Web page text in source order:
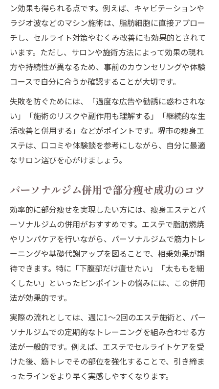
ン効果も得られる点です。例えば、キャビテーションや
ラジオ波などのマシン施術は、脂肪細胞に直接アプロー
チし、セルライト対策やむくみ改善にも効果的とされて
います。ただし、サロンや施術方法によって効果の現れ
方や持続性が異なるため、事前のカウンセリングや体験
コースで自分に合うか確認することが大切です。
失敗を防ぐためには、「過度な広告や勧誘に惑わされな
い」「施術のリスクや副作用も理解する」「継続的な生
活改善と併用する」などがポイントです。堺市の痩身エ
ステは、口コミや体験談を参考にしながら、自分に最適
なサロン選びを心がけましょう。
パーソナルジム併用で部分痩せ成功のコツ
効率的に部分痩せを実現したい方には、痩身エステとパ
ーソナルジムの併用がおすすめです。エステで脂肪燃焼
やリンパケアを行いながら、パーソナルジムで筋力トレ
ーニングや基礎代謝アップを図ることで、相乗効果が期
待できます。特に「下腹部だけ痩せたい」「太ももを細
くしたい」といったピンポイントの悩みには、この併用
法が効果的です。
実際の流れとしては、週に1〜2回のエステ施術と、パー
ソナルジムでの定期的なトレーニングを組み合わせる方
法が一般的です。例えば、エステでセルライトケアを受
けた後、筋トレでその部位を強化することで、引き締ま
ったラインをより早く実感しやすくなります。